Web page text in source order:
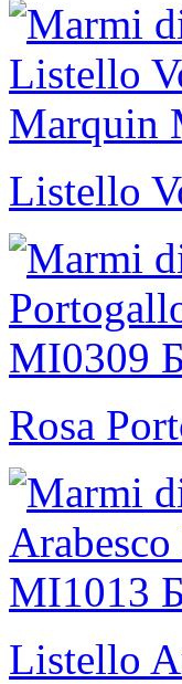
Listello
Rosa
Listello